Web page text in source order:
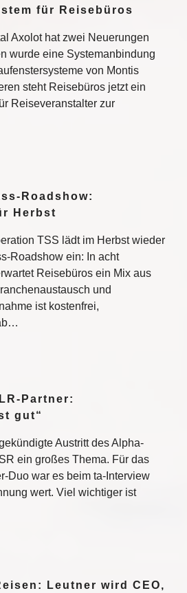
für Reisebüros
Axolot hat zwei Neuerungen
wurde eine Systemanbindung
von Montis
steht Reisebüros jetzt ein
Reiseveranstalter zur
Roadshow:
Herbst
TSS lädt im Herbst wieder
Roadshow ein: In acht
Reisebüros ein Mix aus
und
ist kostenfrei,
Partner:
gut“
Austritt des Alpha-
ein großes Thema. Für das
Duo war es beim ta-Interview
wert. Viel wichtiger ist
Leutner wird CEO,